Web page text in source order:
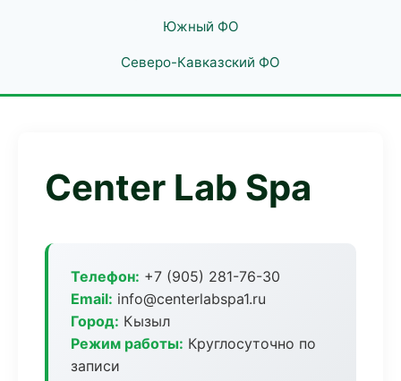
Южный ФО
Северо-Кавказский ФО
Center Lab Spa
Телефон: +7 (905) 281-76-30
Email: info@centerlabspa1.ru
Город: Кызыл
Режим работы: Круглосуточно по
записи